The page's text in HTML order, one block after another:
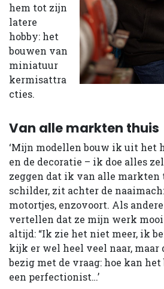
hem tot zijn
latere
hobby: het
bouwen van
miniatuur
kermisattra
cties.
Van alle markten thuis
‘Mijn modellen bouw ik uit het
en de decoratie – ik doe alles
zeggen dat ik van alle markten
schilder, zit achter de
motortjes, enzovoort. Als
vertellen dat ze mijn werk
altijd: “Ik zie het niet meer, ik
kijk er wel heel veel naar, maar
bezig met de vraag: hoe kan het
een perfectionist…’